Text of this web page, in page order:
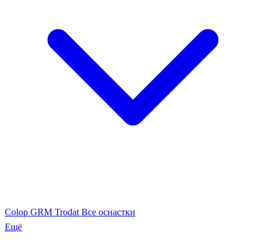
Colop GRM Trodat Все оснастки
Ещё